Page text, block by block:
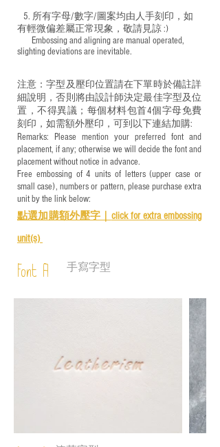
5. 所有字母/數字/圖案均由人手刻印，如
有輕微偏差屬正常現象，敬請見諒 :)
​ Embossing and aligning are manual operated,
slighting deviations are inevitable.
注意：字型及壓印位置請在下單時於備註詳
細說明，否則將由設計師決定最佳字型及位
置，不得異議；每個材料包首4個字母免費
刻印，如需額外壓印，可到以下連結加購:
Remarks: Please mention your preferred font and
placement, if any; otherwise we will decide the font and
placement without notice in advance.
Free embossing of 4 units of letters (upper case or
small case), numbers or pattern, please purchase extra
unit by the link below:
點選加購額外壓字｜ click for extra embossing
unit(s)
Font A 手寫字型